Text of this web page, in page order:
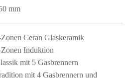
mm
Ceran Glaskeramik
Zonen Induktion
mit 5 Gasbrennern
mit 4 Gasbrennern und